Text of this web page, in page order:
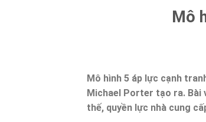
Mô
Mô hình 5 áp lực cạnh
Michael Porter tạo ra.
thế, quyền lực nhà cung